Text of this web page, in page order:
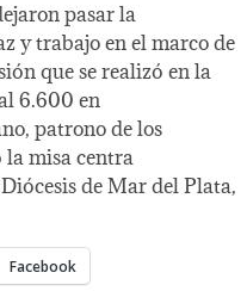
pasar la
y trabajo en el marco de
que se realizó en la
6.600 en
patrono de los
la misa centra
de Mar del Plata,
Facebook